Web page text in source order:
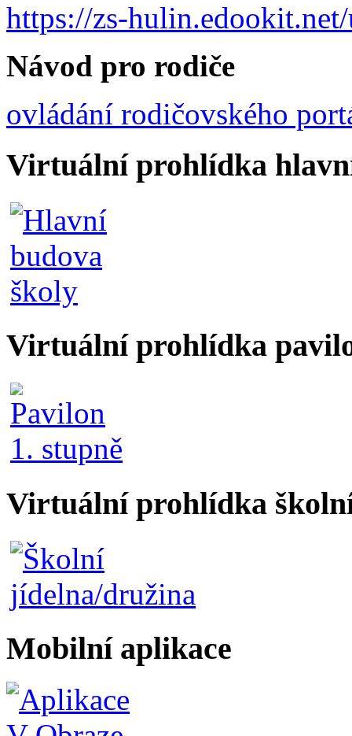
https://zs-
Návod pro rodiče
ovládání rodičovského
Virtuální prohlídka
Virtuální prohlídka
Virtuální prohlídka
Mobilní aplikace